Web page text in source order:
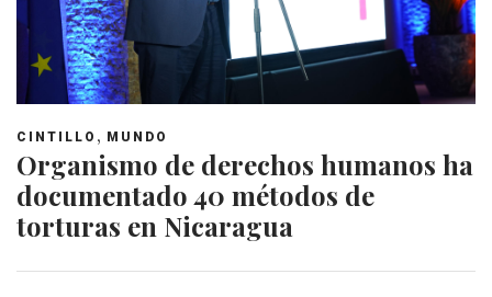
CINTILLO , MUNDO
Organismo de derechos humanos ha
documentado 40 métodos de
torturas en Nicaragua